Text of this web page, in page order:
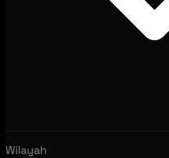
Wilayah